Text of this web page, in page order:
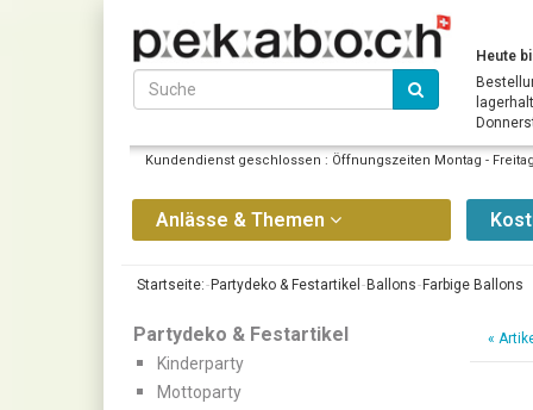
Heute
Kundendienst geschlossen : Öffnungszeiten Montag -
Anlässe & Themen
Startseite: Partydeko & Festartikel Ballons Farbige Ballons
Partydeko & Festartikel
Kinderparty
Mottoparty
«